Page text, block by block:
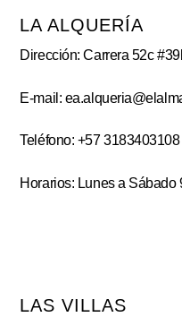
LA ALQUERÍA
Dirección: Carrera 52c
E-mail:
Teléfono: +57 3183403108
Horarios: Lunes a Sábado
LAS VILLAS